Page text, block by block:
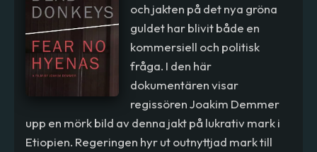
och jakten på det nya gröna
guldet har blivit både en
kommersiell och politisk
fråga. I den här
dokumentären visar
regissören Joakim Demmer
upp en mörk bild av denna jakt på lukrativ mark i
Etiopien. Regeringen hyr ut outnyttjad mark till